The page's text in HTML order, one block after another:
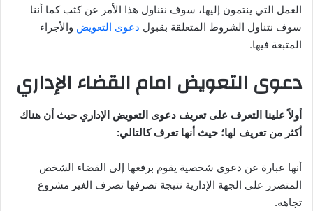
ل
ك
و
ي
العمل التي ينتمون إليها، سوف نتناول هذا الأمر عن كثب كما أننا
سوف نتناول الشروط المتعلقة بقبول دعوى التعويض والأجراء
المتبعة فيها.
دعوى التعويض امام القضاء الإداري
أولاً علينا التعرف على تعريف دعوى التعويض الإداري حيث أن هناك
أكثر من تعريف لها؛ حيث أنها تعرف كالتالي:
أنها عبارة عن دعوى شخصية يقوم برفعها إلى القضاء الشخص
المتضرر على الجهة الإدارية نتيجة تصرفها تصرف الغير مشروع
تجاهه.